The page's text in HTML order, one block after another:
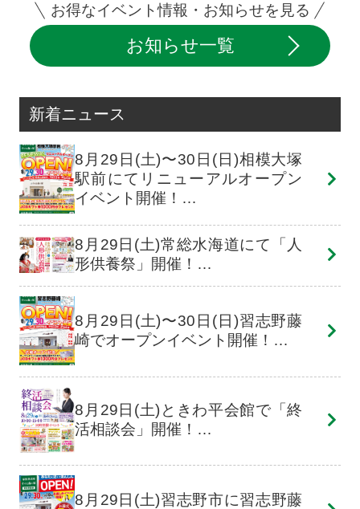
お得なイベント情報・お知らせを見る
お知らせ一覧
新着ニュース
8月29日(土)〜30日(日)相模大塚
駅前にてリニューアルオープン
イベント開催！…
8月29日(土)常総水海道にて「人
形供養祭」開催！…
8月29日(土)〜30日(日)習志野藤
崎でオープンイベント開催！…
8月29日(土)ときわ平会館で「終
活相談会」開催！…
8月29日(土)習志野市に習志野藤